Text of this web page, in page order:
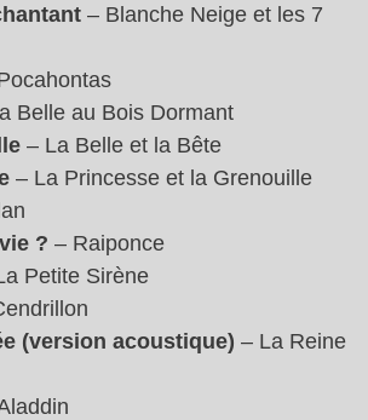
– Blanche Neige et les 7
Belle au Bois Dormant
– La Belle et la Bête
– La Princesse et la Grenouille
? – Raiponce
Petite Sirène
(version acoustique) – La Reine